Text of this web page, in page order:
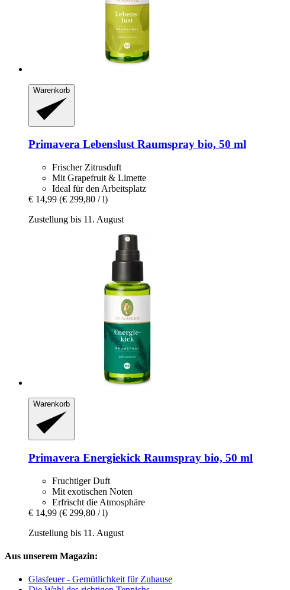
Warenkorb
Primavera Lebenslust Raumspray bio, 50 ml
Frischer Zitrusduft
Mit Grapefruit & Limette
Ideal für den Arbeitsplatz
€ 14,99 (€ 299,80 / l)
Zustellung bis 11. August
Warenkorb
Primavera Energiekick Raumspray bio, 50 ml
Fruchtiger Duft
Mit exotischen Noten
Erfrischt die Atmosphäre
€ 14,99 (€ 299,80 / l)
Zustellung bis 11. August
Aus unserem Magazin:
Glasfeuer - Gemütlichkeit für Zuhause